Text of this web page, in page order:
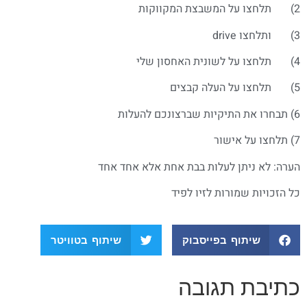
2) תלחצו על המשבצת המקווקות
3) ותלחצו drive
4) תלחצו על לשונית האחסון שלי
5) תלחצו על העלה קבצים
6) תבחרו את התיקיות שברצונכם להעלות
7) תלחצו על אישור
הערה: לא ניתן לעלות בבת אחת אלא אחד אחד
כל הזכויות שמורות לזיו לפיד
שיתוף בפייסבוק שיתוף בטוויטר
כתיבת תגובה